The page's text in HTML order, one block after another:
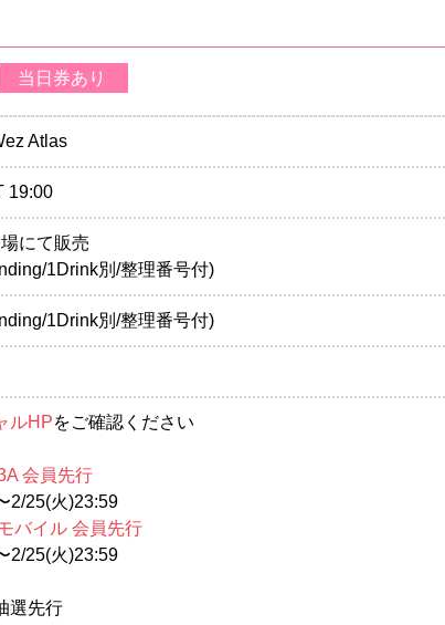
当日券あり
Atlas
19:00
にて販売
1Drink別/整理番号付)
1Drink別/整理番号付)
ルHPをご確認ください
会員先行
2/25(火)23:59
バイル 会員先行
2/25(火)23:59
選先行